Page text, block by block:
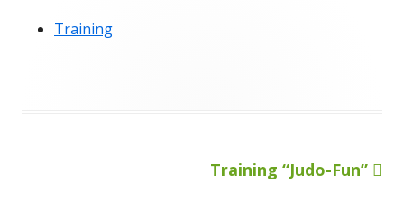
Training
BeitragsnavigationNächster
Training “Judo-Fun”